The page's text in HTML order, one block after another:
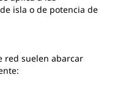
isla o de potencia de
red suelen abarcar